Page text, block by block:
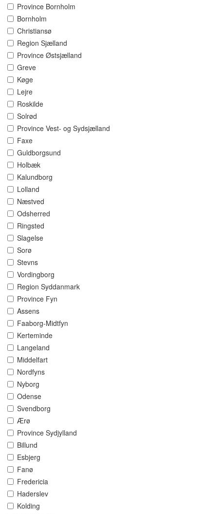
Province Bornholm
Bornholm
Christiansø
Region Sjælland
Province Østsjælland
Greve
Køge
Lejre
Roskilde
Solrød
Province Vest- og Sydsjælland
Faxe
Guldborgsund
Holbæk
Kalundborg
Lolland
Næstved
Odsherred
Ringsted
Slagelse
Sorø
Stevns
Vordingborg
Region Syddanmark
Province Fyn
Assens
Faaborg-Midtfyn
Kerteminde
Langeland
Middelfart
Nordfyns
Nyborg
Odense
Svendborg
Ærø
Province Sydjylland
Billund
Esbjerg
Fanø
Fredericia
Haderslev
Kolding